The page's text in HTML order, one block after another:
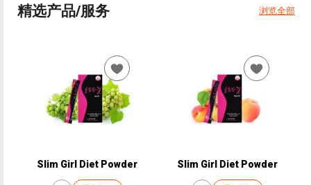
精选产品/服务 浏览全部
Slim Girl Diet Powder Slim Girl Diet Powder